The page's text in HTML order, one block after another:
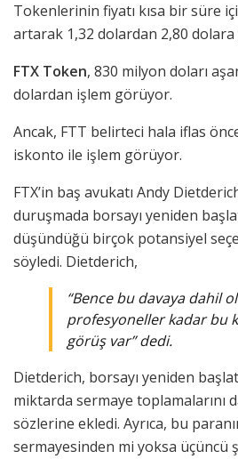
Tokenlerinin fiyatı kısa bir süre
artarak 1,32 dolardan 2,80 dolara
FTX Token, 830 milyon doları
dolardan işlem görüyor.
Ancak, FTT belirteci hala iflas
iskonto ile işlem görüyor.
FTX’in baş avukatı Andy
duruşmada borsayı yeniden
düşündüğü birçok potansiyel
söyledi. Dietderich,
“Bence bu davaya dahil
profesyoneller kadar bu
görüş var” dedi.
Dietderich, borsayı yeniden
miktarda sermaye toplamalarını
sözlerine ekledi. Ayrıca, bu
sermayesinden mi yoksa üçüncü